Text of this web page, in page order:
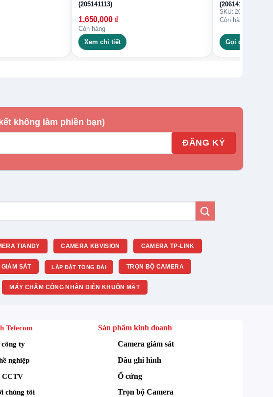
(205141113)
1,650,000 ₫
Còn hàng
Xem chi tiết
(206141113)
SKU: 206141113
Còn hàng
Gọi đặt hàng
không làm phiền bạn)
TIANDY CAMERA KBVISION CAMERA TP-LINK
SÁT LẮP ĐẶT TỔNG ĐÀI TRỌN BỘ CAMERA
MÁY CHẤM CÔNG NHẬN DIỆN KHUÔN MẶT
Telecom
ty
nghiệp
CCTV
chúng tôi
Sản phẩm kinh doanh
Camera giám sát
Đầu ghi hình
Ổ cứng
Trọn bộ Camera